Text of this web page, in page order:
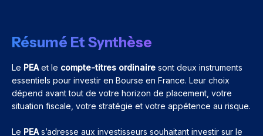
Résumé Et Synthèse
Le PEAet le compte-titres ordinaire sont deux instruments
essentiels pour investir en Bourse en France. Leur choix
dépend avant tout de votre horizon de placement, votre
situation fiscale, votre stratégie et votre appétence au risque.
Le PEAs’adresse aux investisseurs souhaitant investir sur le